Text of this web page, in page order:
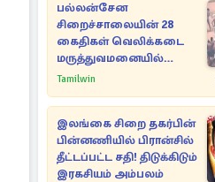
பல்லன்சேன
சிறைச்சாலையின் 28
கைதிகள் வெலிக்கடை
மருத்துவமனையில்
அனுமதி
Tamilwin
இலங்கை சிறை தகர்பின்
பின்னணியில் பிரான்சில்
தீட்டப்பட்ட சதி! திடுக்கிடும்
இரகசியம் அம்பலம்